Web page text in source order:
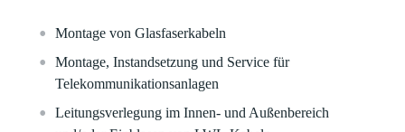
Montage von Glasfaserkabeln
Montage, Instandsetzung und Service für
Telekommunikationsanlagen
Leitungsverlegung im Innen- und Außenbereich